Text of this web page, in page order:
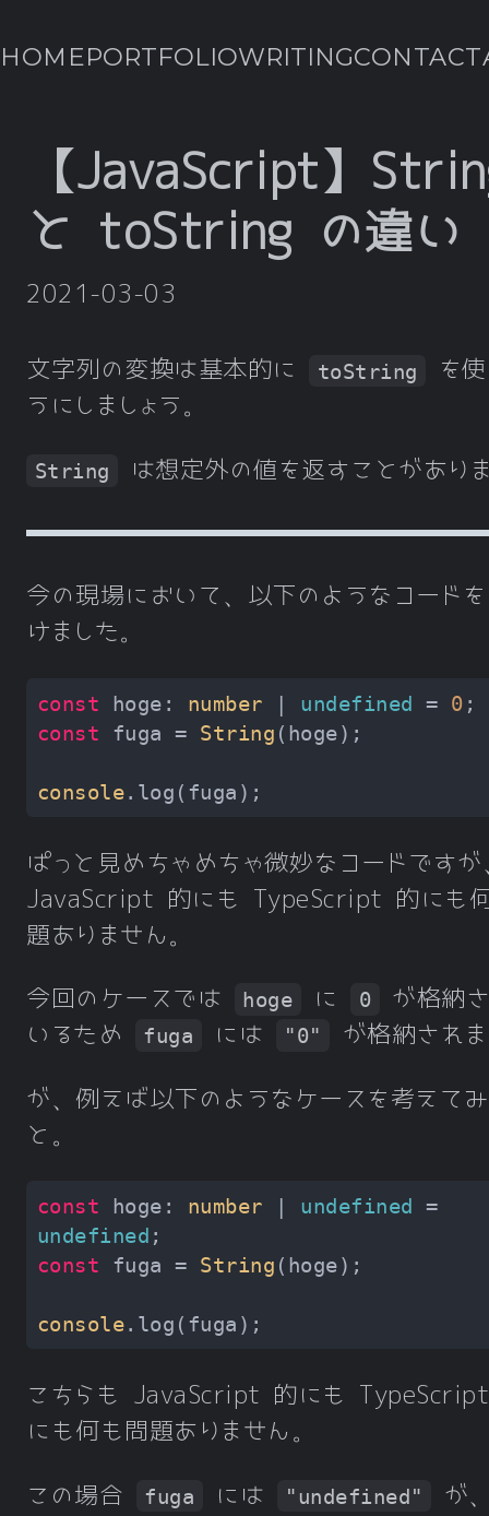
HOMEPORTFOLIOWRITINGCONTACT
【JavaScript】
と toString の違い
2021-03-03
文字列の変換は基本的に toString
を
うにしましょう。
String は想定外の値を返すことがあり
今の現場において、以下のようなコード
けました。
const hoge: number | undefined = 0
const fuga = String
console
ぱっと見めちゃめちゃ微妙なコードですが
JavaScript 的にも TypeScript 的にも
題ありません。
今回のケースでは hoge に 0
が格納
いるため
fuga には "0" が格納され
が、例えば以下のようなケースを考えて
と。
const hoge: number | undefined
undefined
const fuga = String
console
こちらも JavaScript 的にも
にも何も問題ありません。
この場合 fuga には "undefined"
が